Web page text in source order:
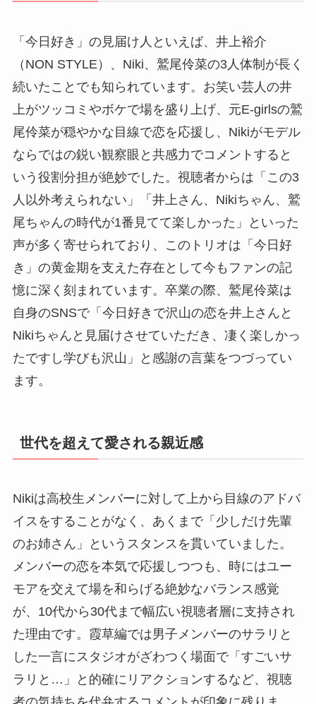
「今日好き」の見届け人といえば、井上裕介
（NON STYLE）、Niki、鷲尾伶菜の3人体制が長く
続いたことでも知られています。お笑い芸人の井
上がツッコミやボケで場を盛り上げ、元E-girlsの鷲
尾伶菜が穏やかな目線で恋を応援し、Nikiがモデル
ならではの鋭い観察眼と共感力でコメントすると
いう役割分担が絶妙でした。視聴者からは「この3
人以外考えられない」「井上さん、Nikiちゃん、鷲
尾ちゃんの時代が1番見てて楽しかった」といった
声が多く寄せられており、このトリオは「今日好
き」の黄金期を支えた存在として今もファンの記
憶に深く刻まれています。卒業の際、鷲尾伶菜は
自身のSNSで「今日好きで沢山の恋を井上さんと
Nikiちゃんと見届けさせていただき、凄く楽しかっ
たですし学びも沢山」と感謝の言葉をつづってい
ます。
世代を超えて愛される親近感
Nikiは高校生メンバーに対して上から目線のアドバ
イスをすることがなく、あくまで「少しだけ先輩
のお姉さん」というスタンスを貫いていました。
メンバーの恋を本気で応援しつつも、時にはユー
モアを交えて場を和らげる絶妙なバランス感覚
が、10代から30代まで幅広い視聴者層に支持され
た理由です。霞草編では男子メンバーのサラリと
した一言にスタジオがざわつく場面で「すごいサ
ラリと…」と的確にリアクションするなど、視聴